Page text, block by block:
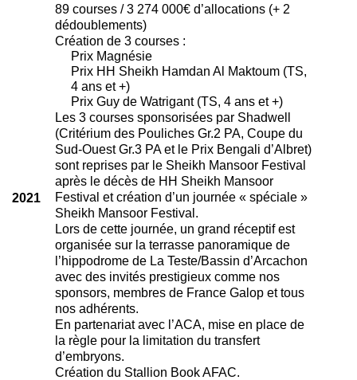
2021
89 courses / 3 274 000€ d’allocations (+ 2
dédoublements)
Création de 3 courses :
Prix Magnésie
Prix HH Sheikh Hamdan Al Maktoum (TS,
4 ans et +)
Prix Guy de Watrigant (TS, 4 ans et +)
Les 3 courses sponsorisées par Shadwell
(Critérium des Pouliches Gr.2 PA, Coupe du
Sud-Ouest Gr.3 PA et le Prix Bengali d’Albret)
sont reprises par le Sheikh Mansoor Festival
après le décès de HH Sheikh Mansoor
Festival et création d’un journée « spéciale »
Sheikh Mansoor Festival.
Lors de cette journée, un grand réceptif est
organisée sur la terrasse panoramique de
l’hippodrome de La Teste/Bassin d’Arcachon
avec des invités prestigieux comme nos
sponsors, membres de France Galop et tous
nos adhérents.
En partenariat avec l’ACA, mise en place de
la règle pour la limitation du transfert
d’embryons.
Création du Stallion Book AFAC.